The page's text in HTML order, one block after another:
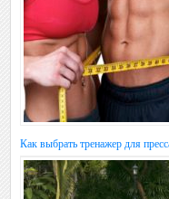
Как выбрать тренажер для